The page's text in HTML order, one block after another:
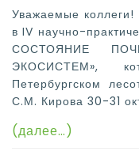
Уважаемые
в IV научно-
СОСТОЯНИЕ
ЭКОСИСТЕМ»,
Петербургском
С.М. Кирова 30-31
(далее…)